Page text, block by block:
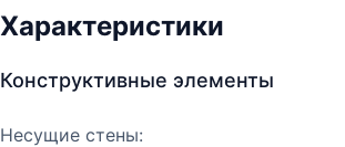
Характеристики
Конструктивные элементы
Несущие стены: